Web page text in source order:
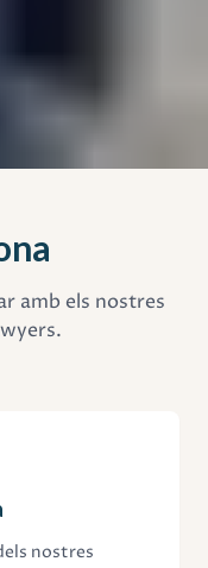
amb els nostres
nostres